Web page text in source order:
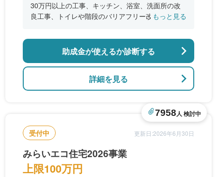
30万円以上の工事、キッチン、浴室、洗面所の改
良工事、トイレや階段のバリアフリー改修、防犯
等の増築や収納スペースの設置
もっと見る
詳細を見る
助成金が使えるか診断する
受付中 更新日:2026年6月30日
みらいエコ住宅2026事業
上限100万円
7958人 検討中